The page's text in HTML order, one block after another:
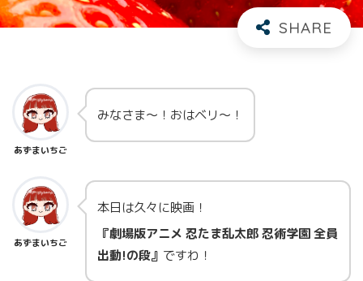
あずまいちご
みなさま～！おはベリ～！
あずまいちご
本日は久々に映画！
『劇場版アニメ 忍たま乱太郎 忍術学園 全員
出動!の段』 ですわ！